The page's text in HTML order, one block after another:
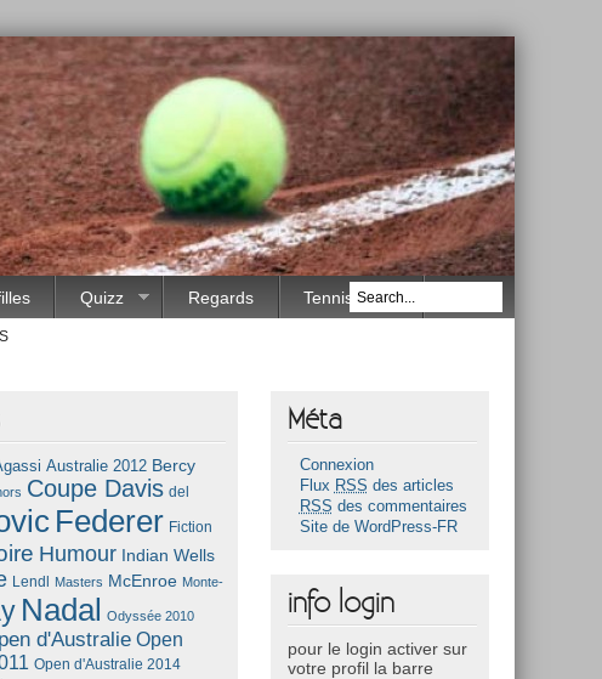
Quizz Regards Tennis Race
Australie 2012 Bercy
Coupe Davis del
Federer Fiction
Humour Indian Wells
Lendl Masters McEnroe Monte-
Nadal
Odyssée 2010
d'Australie Open
Open d'Australie 2014
Méta
Connexion
Flux RSS des articles
RSS des commentaires
Site de WordPress-FR
info login
pour le login activer sur
votre profil la barre